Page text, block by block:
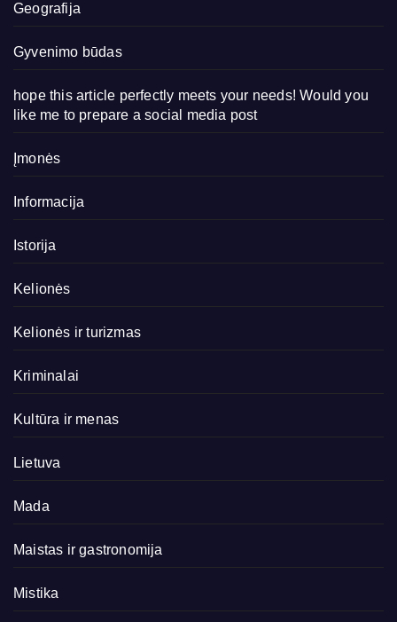
Geografija
Gyvenimo būdas
hope this article perfectly meets your needs! Would you
like me to prepare a social media post
Įmonės
Informacija
Istorija
Kelionės
Kelionės ir turizmas
Kriminalai
Kultūra ir menas
Lietuva
Mada
Maistas ir gastronomija
Mistika